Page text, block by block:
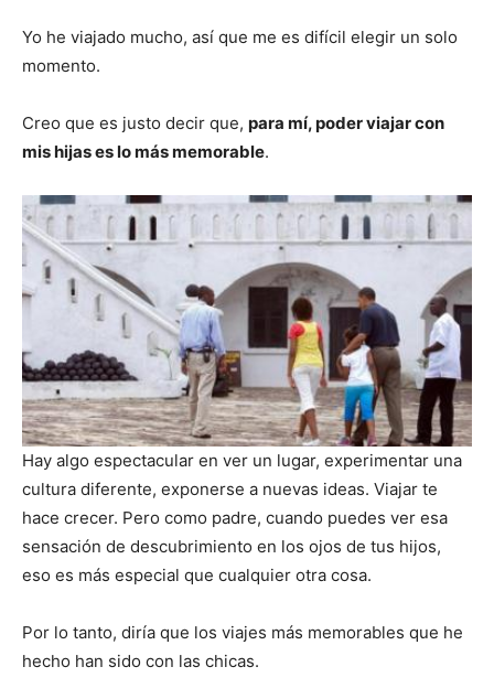
Yo he viajado mucho, así que me es difícil elegir un solo
momento.
Creo que es justo decir que, para mí, poder viajar con
mis hijas es lo más memorable.
Hay algo espectacular en ver un lugar, experimentar una
cultura diferente, exponerse a nuevas ideas. Viajar te
hace crecer. Pero como padre, cuando puedes ver esa
sensación de descubrimiento en los ojos de tus hijos,
eso es más especial que cualquier otra cosa.
Por lo tanto, diría que los viajes más memorables que he
hecho han sido con las chicas.